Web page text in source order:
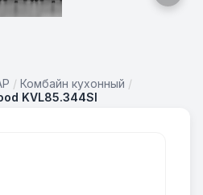
/ Комбайн кухонный /
KVL85.344SI